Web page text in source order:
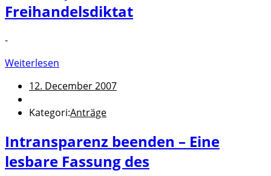
Freihandelsdiktat
-
Weiterlesen
12. December 2007
Kategori:Anträge
Intransparenz beenden – Eine
lesbare Fassung des